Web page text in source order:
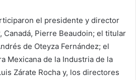
el presidente y director
Canadá, Pierre Beaudoin; el titular
de Oteyza Fernández; el
Mexicana de la Industria de la
Zárate Rocha y, los directores